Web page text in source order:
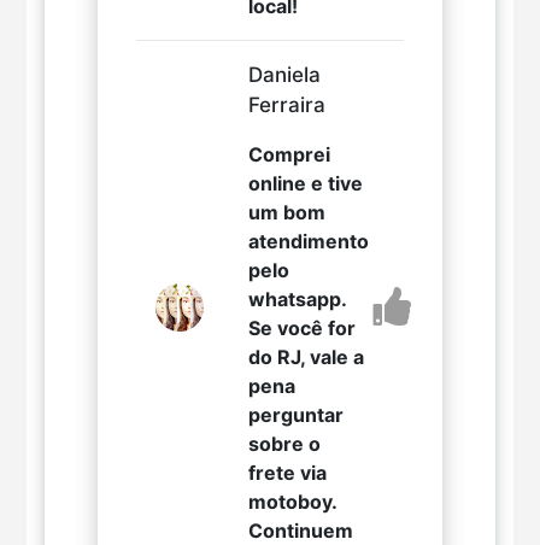
local!
Daniela
Ferraira
Comprei
online e tive
um bom
atendimento
pelo
whatsapp.
Se você for
do RJ, vale a
pena
perguntar
sobre o
frete via
motoboy.
Continuem